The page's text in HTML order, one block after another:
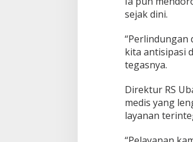
sejak dini.
“Perlindungan
kita antisipasi
tegasnya.
Direktur RS
medis yang
layanan